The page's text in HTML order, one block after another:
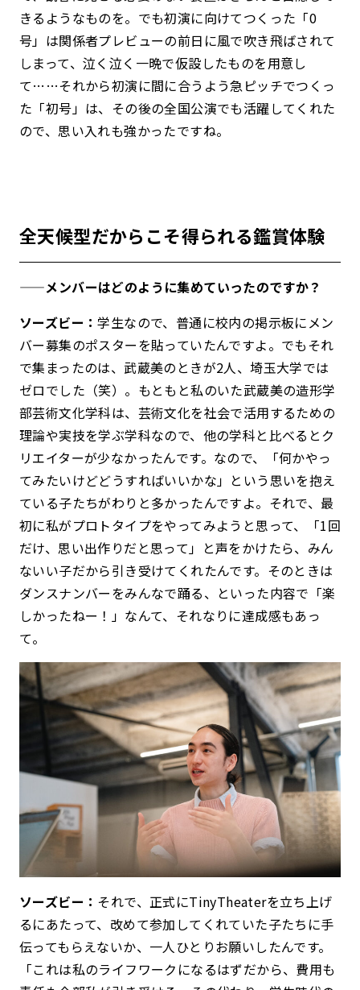
きるようなものを。でも初演に向けてつくった「0
号」は関係者プレビューの前日に風で吹き飛ばされて
しまって、泣く泣く一晩で仮設したものを用意し
て……それから初演に間に合うよう急ピッチでつくっ
た「初号」は、その後の全国公演でも活躍してくれた
ので、思い入れも強かったですね。
全天候型だからこそ得られる鑑賞体験
——メンバーはどのように集めていったのですか？
ソーズビー：学生なので、普通に校内の掲示板にメン
バー募集のポスターを貼っていたんですよ。でもそれ
で集まったのは、武蔵美のときが2人、埼玉大学では
ゼロでした（笑）。もともと私のいた武蔵美の造形学
部芸術文化学科は、芸術文化を社会で活用するための
理論や実技を学ぶ学科なので、他の学科と比べるとク
リエイターが少なかったんです。なので、「何かやっ
てみたいけどどうすればいいかな」という思いを抱え
ている子たちがわりと多かったんですよ。それで、最
初に私がプロトタイプをやってみようと思って、「1回
だけ、思い出作りだと思って」と声をかけたら、みん
ないい子だから引き受けてくれたんです。そのときは
ダンスナンバーをみんなで踊る、といった内容で「楽
しかったねー！」なんて、それなりに達成感もあっ
て。
ソーズビー： それで、正式にTinyTheaterを立ち上げ
るにあたって、改めて参加してくれていた子たちに手
伝ってもらえないか、一人ひとりお願いしたんです。
「これは私のライフワークになるはずだから、費用も